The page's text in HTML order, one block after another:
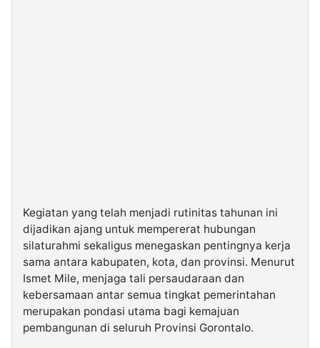
Kegiatan yang telah menjadi rutinitas tahunan ini
dijadikan ajang untuk mempererat hubungan
silaturahmi sekaligus menegaskan pentingnya kerja
sama antara kabupaten, kota, dan provinsi. Menurut
Ismet Mile, menjaga tali persaudaraan dan
kebersamaan antar semua tingkat pemerintahan
merupakan pondasi utama bagi kemajuan
pembangunan di seluruh Provinsi Gorontalo.